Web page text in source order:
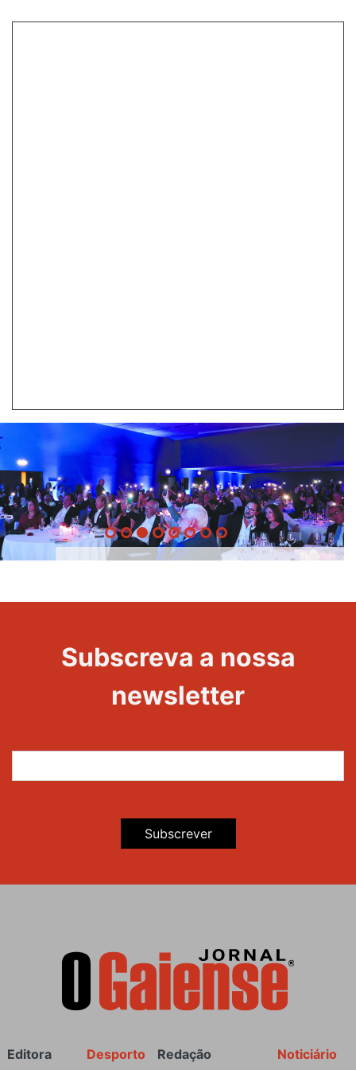
primeira
Evento
Maravilhas
Subscreva a nossa
newsletter
Subscrever
Rodapé Noticiário
Redação
Desporto
Editora